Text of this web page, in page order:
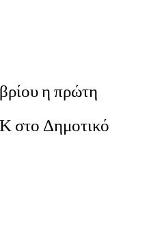
η πρώτη
στο Δημοτικό